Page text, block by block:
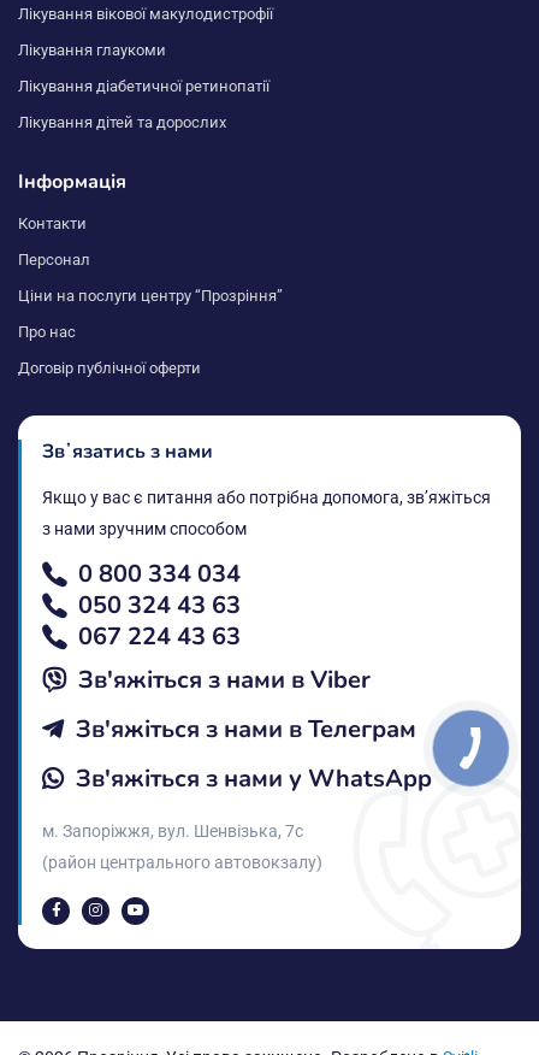
Лікування вікової макулодистрофії
Лікування глаукоми
Лікування діабетичної ретинопатії
Лікування дітей та дорослих
Інформація
Контакти
Персонал
Ціни на послуги центру “Прозріння”
Про нас
Договір публічної оферти
Звʼязатись з нами
Якщо у вас є питання або потрібна допомога, звʼяжіться
з нами зручним способом
0 800 334 034
050 324 43 63
067 224 43 63
Зв'яжіться з нами в Vіber
Зв'яжіться з нами в Телеграм
Зв'яжіться з нами у WhatsApp
м. Запоріжжя, вул. Шенвізька, 7с
(район центрального автовокзалу)